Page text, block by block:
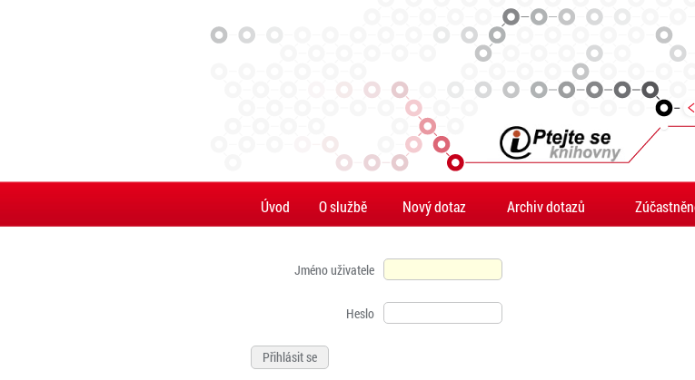
Úvod O službě Nový dotaz Archiv dotazů
Jméno uživatele
Heslo